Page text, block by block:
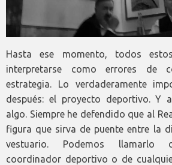
Hasta ese momento, todos
interpretarse como errores de
estrategia. Lo verdaderamente
después: el proyecto deportivo. Y
algo. Siempre he defendido que al
figura que sirva de puente entre la
vestuario. Podemos llamarlo
coordinador deportivo o de